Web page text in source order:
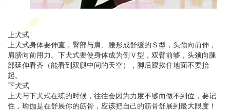
上犬式
上犬式身体要伸直，臀部与肩、腰形成舒缓的Ｓ型，头颈向前伸，
肩膀向前用力。下犬式要使身体成为倒Ｖ型，双臂前够，头颈向腿
部延伸看齐（能看到双腿中间的天空），脚后跟挨住地面不要抬
起。
下犬式
上犬与下犬式在练的时候，往往会因为力度不够而做不到位，要记
住，瑜伽是在舒展你的筋骨，应该把自己的筋骨舒展到最大限度！